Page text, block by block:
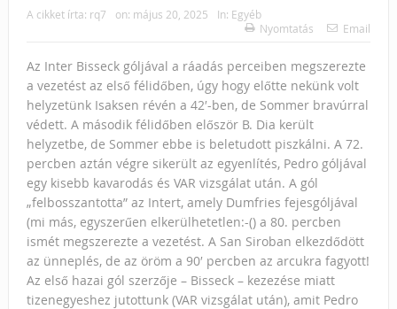
A cikket írta: rq7 on: május 20, 2025 In: Egyéb
Nyomtatás
Email
Az Inter Bisseck góljával a ráadás perceiben megszerezte
a vezetést az első félidőben, úgy hogy előtte nekünk volt
helyzetünk Isaksen révén a 42′-ben, de Sommer bravúrral
védett. A második félidőben először B. Dia került
helyzetbe, de Sommer ebbe is beletudott piszkálni. A 72.
percben aztán végre sikerült az egyenlítés, Pedro góljával
egy kisebb kavarodás és VAR vizsgálat után. A gól
„felbosszantotta” az Intert, amely Dumfries fejesgóljával
(mi más, egyszerűen elkerülhetetlen:-() a 80. percben
ismét megszerezte a vezetést. A San Siroban elkezdődött
az ünneplés, de az öröm a 90′ percben az arcukra fagyott!
Az első hazai gól szerzője – Bisseck – kezezése miatt
tizenegyeshez jutottunk (VAR vizsgálat után), amit Pedro